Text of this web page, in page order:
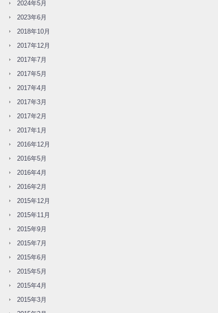
2024年5月
2023年6月
2018年10月
2017年12月
2017年7月
2017年5月
2017年4月
2017年3月
2017年2月
2017年1月
2016年12月
2016年5月
2016年4月
2016年2月
2015年12月
2015年11月
2015年9月
2015年7月
2015年6月
2015年5月
2015年4月
2015年3月